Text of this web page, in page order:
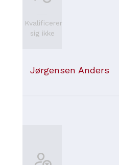
Kvalificerer
sig ikke
Jørgensen Anders